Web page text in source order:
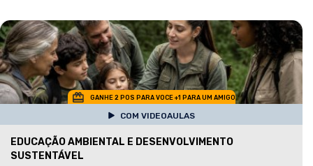
GANHE 2 POS PARA VOCE +1 PARA UM AMIGO
COM VIDEOAULAS
EDUCAÇÃO AMBIENTAL E DESENVOLVIMENTO
SUSTENTÁVEL